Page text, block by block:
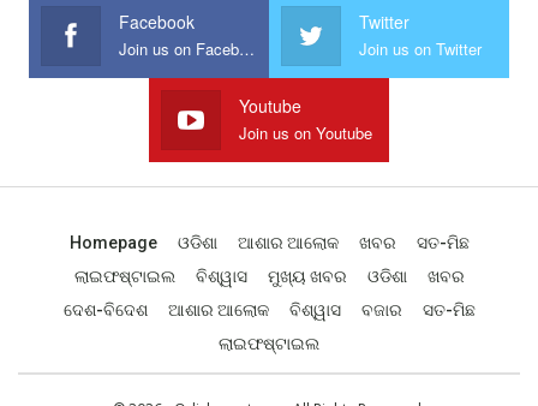
Facebook
Join us on Facebook
Twitter
Join us on Twitter
Youtube
Join us on Youtube
Homepage ଓଡିଶା ଆଶାର ଆଲୋକ ଖବର
ସତ-ମିଛ
ଲାଇଫଷ୍ଟାଇଲ
ବିଶ୍ୱାସ ମୁଖ୍ୟ ଖବର ଓଡିଶା
ଖବର
ଦେଶ-ବିଦେଶ
ଆଶାର ଆଲୋକ ବିଶ୍ୱାସ ବଜାର
ସତ-ମିଛ
ଲାଇଫଷ୍ଟାଇଲ